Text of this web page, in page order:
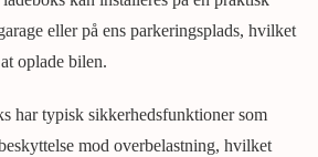
eller på ens parkeringsplads, hvilket
oplade bilen.
har typisk sikkerhedsfunktioner som
mod overbelastning, hvilket